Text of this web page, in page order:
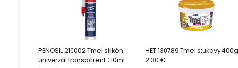
PENOSIL 210002 Tmel silikón
univerzal transparent 310ml
HET 130789 Tmel stukovy 400g
2.30 €